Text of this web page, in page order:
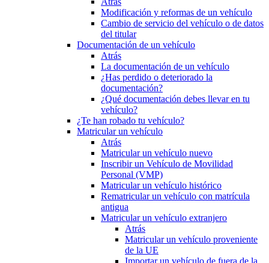
Modificación y reformas de un vehículo
Cambio de servicio del vehículo o de datos
del titular
Documentación de un vehículo
Atrás
La documentación de un vehículo
¿Has perdido o deteriorado la
documentación?
¿Qué documentación debes llevar en tu
vehículo?
¿Te han robado tu vehículo?
Matricular un vehículo
Atrás
Matricular un vehículo nuevo
Inscribir un Vehículo de Movilidad
Personal (VMP)
Matricular un vehículo histórico
Rematricular un vehículo con matrícula
antigua
Matricular un vehículo extranjero
Atrás
Matricular un vehículo proveniente
de la UE